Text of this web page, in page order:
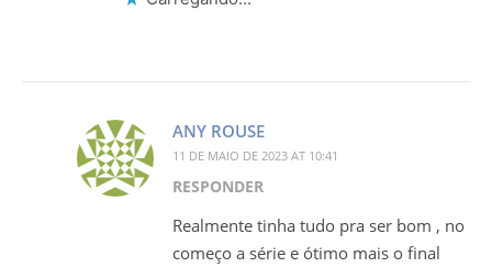
ANY ROUSE
11 DE MAIO DE 2023 AT 10:41
RESPONDER
Realmente tinha tudo pra ser bom , no
começo a série e ótimo mais o final